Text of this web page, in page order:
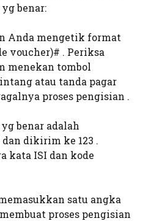
benar:
Anda mengetik format
voucher)# . Periksa
menekan tombol
atau tanda pagar
proses pengisian .
benar adalah
dan dikirim ke 123 .
kata ISI dan kode
satu angka
proses pengisian